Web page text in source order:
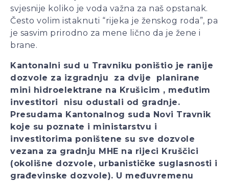
svjesnije koliko je voda važna za naš opstanak.
Često volim istaknuti “rijeka je ženskog roda”, pa
je sasvim prirodno za mene lično da je žene i
brane.
Kantonalni sud u Travniku poništio je ranije
dozvole za izgradnju za dvije planirane
mini hidroelektrane na Krušicim , međutim
investitori nisu odustali od gradnje.
Presudama Kantonalnog suda Novi Travnik
koje su poznate i ministarstvu i
investitorima poništene su sve dozvole
vezana za gradnju MHE na rijeci Kruščici
(okolišne dozvole, urbanističke suglasnosti i
građevinske dozvole). U međuvremenu